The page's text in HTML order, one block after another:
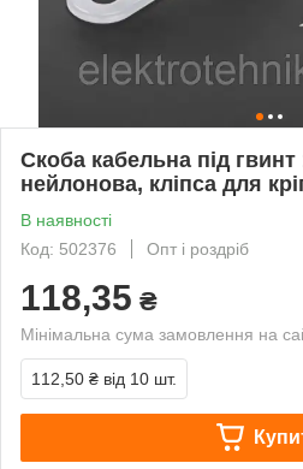
Скоба кабельна під
нейлонова, кліпса для
В наявності
Код: 502376
Опт і роздріб
118,35 ₴
Мінімальна сума замовлення на
112,50 ₴ від 10 шт.